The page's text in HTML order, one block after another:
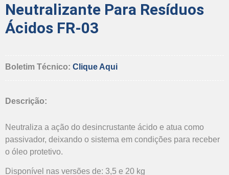
Neutralizante Para Resíduos
Ácidos FR-03
Boletim Técnico: Clique Aqui
Descrição:
Neutraliza a ação do desincrustante ácido e atua como
passivador, deixando o sistema em condições para receber
o óleo protetivo.
Disponível nas versões de: 3,5 e 20 kg